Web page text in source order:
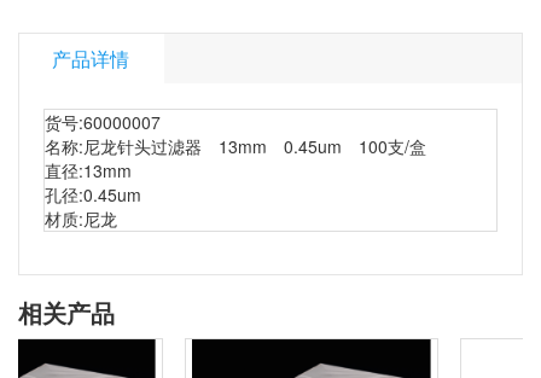
产品详情
货号:60000007
名称:尼龙针头过滤器 13mm 0.45um 100支/盒
直径:13mm
孔径:0.45um
材质:尼龙
相关产品